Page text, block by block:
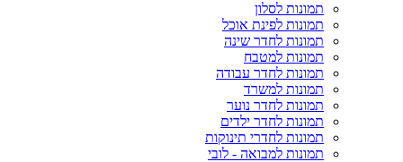
תמונות לסלון
תמונות לפינת אוכל
תמונות לחדר שינה
תמונות למטבח
תמונות לחדר עבודה
תמונות למשרד
תמונות לחדר נוער
תמונות לחדר ילדים
תמונות לחדרי תינוקות
תמונות למבואה - לובי